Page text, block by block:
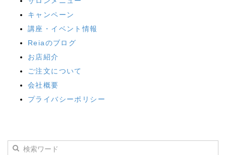
キャンペーン
講座・イベント情報
Reiaのブログ
お店紹介
ご注文について
会社概要
プライバシーポリシー